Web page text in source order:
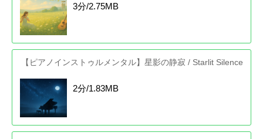
3分/2.75MB
【ピアノインストゥルメンタル】星影の静寂 / Starlit Silence
2分/1.83MB